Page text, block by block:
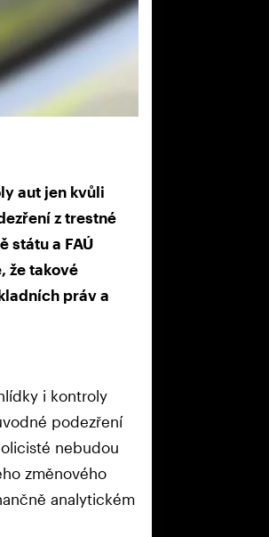
aut jen kvůli
z trestné
státu a FAÚ
že takové
práv a
i kontroly
podezření
nebudou
změnového
analytickém